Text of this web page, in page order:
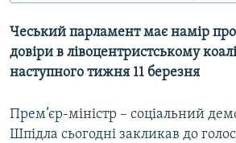
МУЛЬТИМЕДІА
ФОТО
ПОДКАСТИ
Чеський парламент має намір
довіри в лівоцентристському
наступного тижня 11 березня
Прем’єр-міністр – соціальний
Шпідла сьогодні закликав до